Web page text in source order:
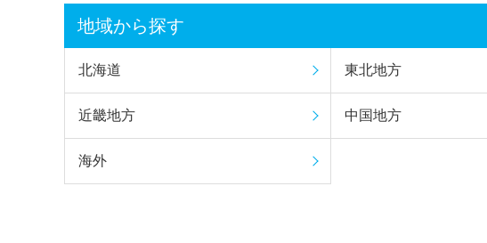
地域から探す
北海道 東北地方
近畿地方 中国地方
海外